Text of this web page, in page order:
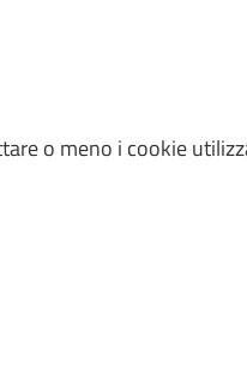
o meno i cookie